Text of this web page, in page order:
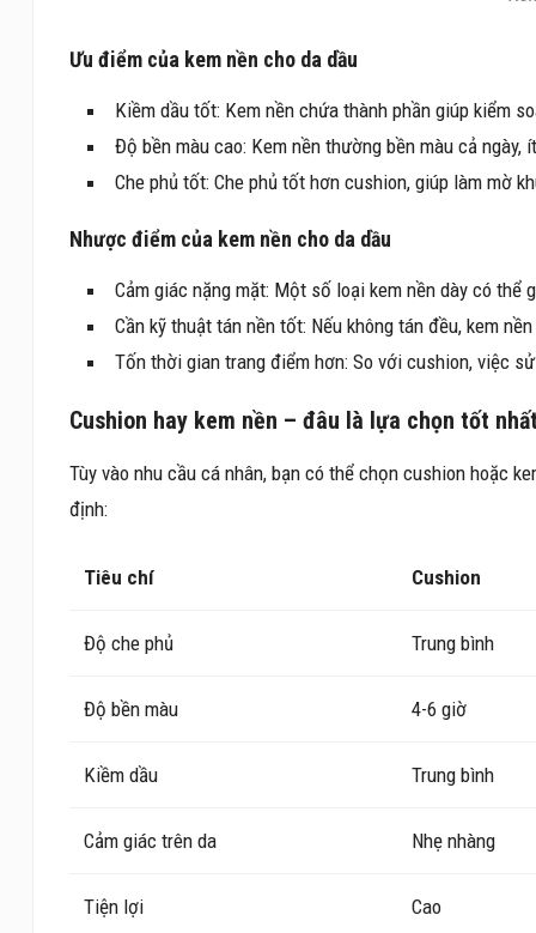
Ưu điểm của kem nền cho da dầu
Kiềm dầu tốt: Kem nền chứa thành phần giúp kiểm
Độ bền màu cao: Kem nền thường bền màu cả ngày,
Che phủ tốt: Che phủ tốt hơn cushion, giúp làm mờ
Nhược điểm của kem nền cho da dầu
Cảm giác nặng mặt: Một số loại kem nền dày có thể
Cần kỹ thuật tán nền tốt: Nếu không tán đều, kem
Tốn thời gian trang điểm hơn: So với cushion, việc
Cushion hay kem nền – đâu là lựa chọn tốt
Tùy vào nhu cầu cá nhân, bạn có thể chọn cushion hoặc
định:
Tiêu chí Cushion
Độ che phủ Trung bình
Độ bền màu 4-6 giờ
Kiềm dầu Trung bình
Cảm giác trên da Nhẹ nhàng
Tiện lợi Cao